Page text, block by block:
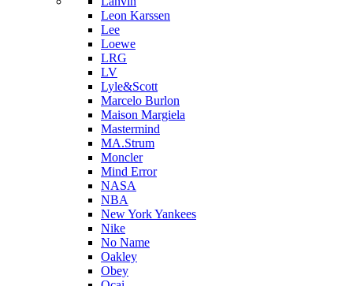
Leon Karssen
Lee
Loewe
LRG
LV
Lyle&Scott
Marcelo Burlon
Maison Margiela
Mastermind
MA.Strum
Moncler
Mind Error
NASA
NBA
New York Yankees
Nike
No Name
Oakley
Obey